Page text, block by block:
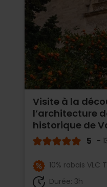
Visite à la
l’architecture
historique de
5 -
10% rabais VLC
Durée: 3h